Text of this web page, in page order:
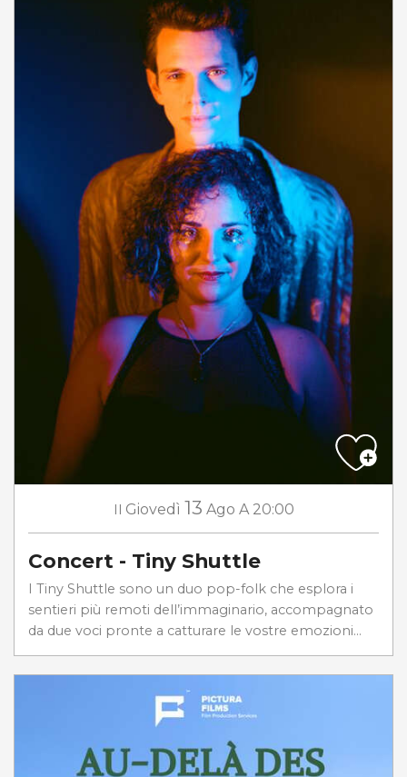
Il Giovedì 13 Ago A 20:00
Concert - Tiny Shuttle
I Tiny Shuttle sono un duo pop-folk che esplora i
sentieri più remoti dell’immaginario, accompagnato
da due voci pronte a catturare le vostre emozioni...